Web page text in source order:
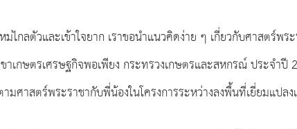
ไกลตัวและเข้าใจยาก เราขอนำแนวคิดง่าย ๆ เกี่ยวกับศาสต
เกษตรเศรษฐกิจพอเพียง กระทรวงเกษตรและสหกรณ์ ประจ
ศาสตร์พระราชากับพี่น้องในโครงการระหว่างลงพื้นที่เยี่ยมแปล